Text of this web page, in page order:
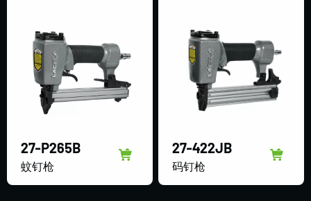
27-P265B
蚊钉枪
27-422JB
码钉枪